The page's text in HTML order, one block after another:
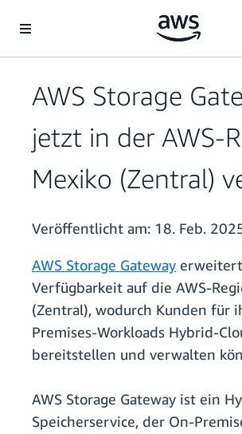
Überspringen zum Hauptinhalt
AWS Storage
jetzt in der AWS-
Mexiko (Zentral)
Veröffentlicht am: 18. Feb.
AWS Storage Gateway
Verfügbarkeit auf die AWS-
(Zentral), wodurch Kunden für
Premises-Workloads Hybrid-
bereitstellen und verwalten
AWS Storage Gateway ist ein
Speicherservice, der On-